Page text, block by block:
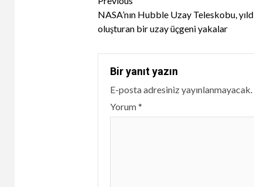
Reading
NASA’nın Hubble Uzay Teleskobu,
oluşturan bir uzay üçgeni yakalar
Bir yanıt yazın
E-posta adresiniz yayınlanmayacak.
Yorum*